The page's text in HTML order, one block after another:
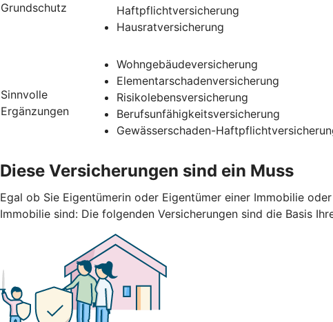
Grundschutz
Haftpflichtversicherung
Hausratversicherung
Sinnvolle
Ergänzungen
Wohngebäudeversicherung
Elementarschadenversicherung
Risikolebensversicherung
Berufsunfähigkeitsversicherung
Gewässerschaden-
Diese Versicherungen sind ein Muss
Egal ob Sie Eigentümerin oder Eigentümer einer Immobilie
Immobilie sind: Die folgenden Versicherungen sind die Basis